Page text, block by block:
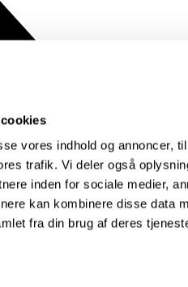
vores indhold og annoncer,
trafik. Vi deler også
inden for sociale medier,
kan kombinere disse data
fra din brug af deres